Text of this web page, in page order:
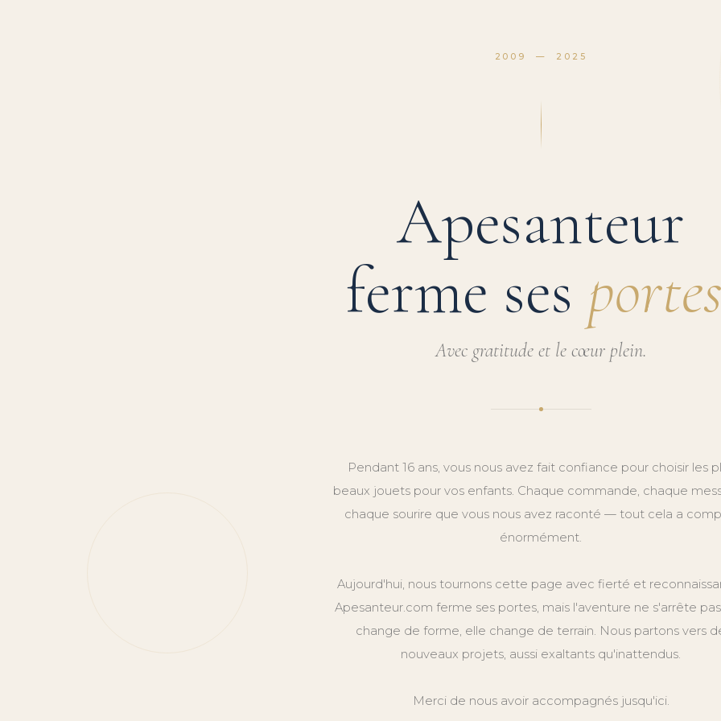
2009 — 2025
Apesanteur
ferme ses
Avec gratitude et le cœur plein.
Pendant 16 ans, vous nous avez fait confiance pour choisir les
beaux jouets pour vos enfants. Chaque commande, chaque
chaque sourire que vous nous avez raconté — tout cela a
énormément.
Aujourd'hui, nous tournons cette page avec fierté et
Apesanteur.com ferme ses portes, mais l'aventure ne s'arrête
change de forme, elle change de terrain. Nous partons vers
nouveaux projets, aussi exaltants qu'inattendus.
Merci de nous avoir accompagnés jusqu'ici.